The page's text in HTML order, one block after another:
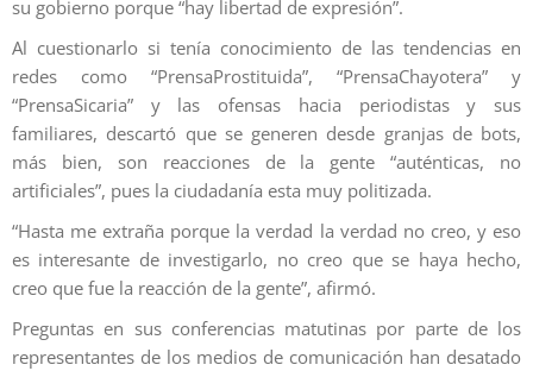
su gobierno porque “hay libertad de expresión”.
Al cuestionarlo si tenía conocimiento de las tendencias en
redes como “PrensaProstituida”, “PrensaChayotera” y
“PrensaSicaria” y las ofensas hacia periodistas y sus
familiares, descartó que se generen desde granjas de bots,
más bien, son reacciones de la gente “auténticas, no
artificiales”, pues la ciudadanía esta muy politizada.
“Hasta me extraña porque la verdad la verdad no creo, y eso
es interesante de investigarlo, no creo que se haya hecho,
creo que fue la reacción de la gente”, afirmó.
Preguntas en sus conferencias matutinas por parte de los
representantes de los medios de comunicación han desatado